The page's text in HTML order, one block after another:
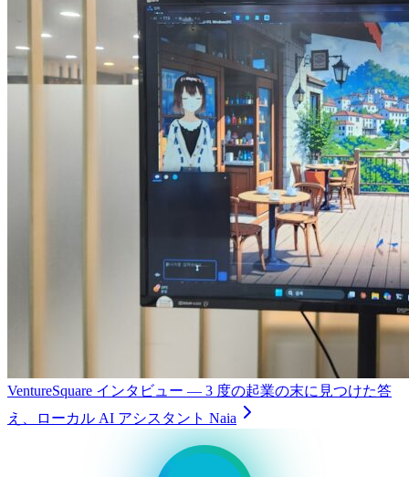
VentureSquare インタビュー — 3 度の起業の末に見つけた答
え、ローカル AI アシスタント Naia